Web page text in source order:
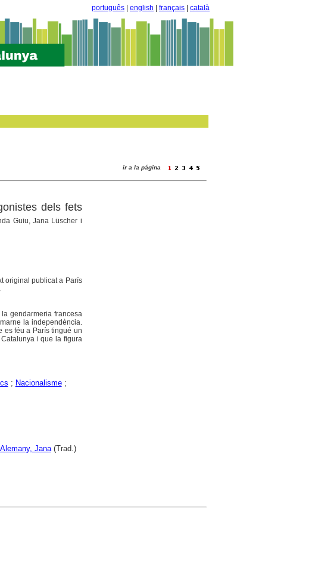
português english français català
ir a la página
dels fets
Guiu, Jana Lüscher i
original publicat a París
gendarmeria francesa
la independència.
es féu a París tingué un
i que la figura
; Nacionalisme;
Alemany, Jana(Trad.)